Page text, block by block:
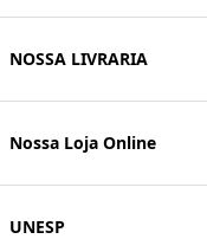
NOSSA LIVRARIA
Nossa Loja Online
UNESP